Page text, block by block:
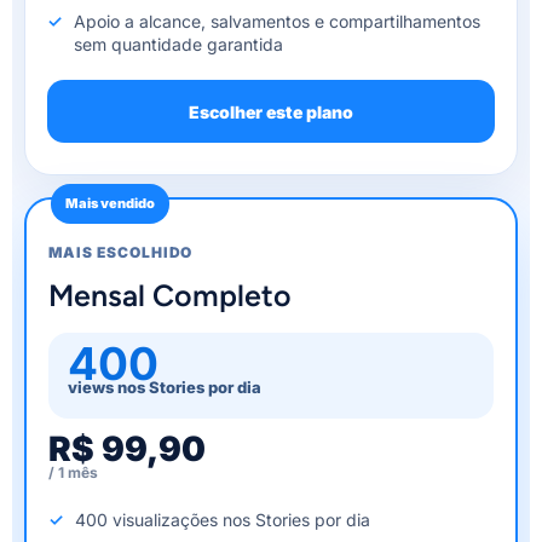
Apoio a alcance, salvamentos e compartilhamentos
sem quantidade garantida
Escolher este plano
Mais vendido
MAIS ESCOLHIDO
Mensal Completo
400
views nos Stories por dia
R$ 99,90
/ 1 mês
400 visualizações nos Stories por dia